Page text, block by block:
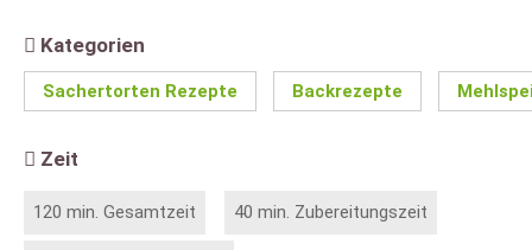
Kategorien
Sachertorten Rezepte Backrezepte
Zeit
120 min. Gesamtzeit 40 min. Zubereitungszeit